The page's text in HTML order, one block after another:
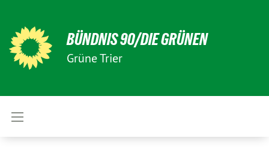
BÜNDNIS 90/DIE GRÜNEN
Grüne Trier